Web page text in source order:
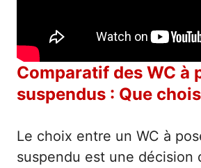
Comparatif des WC à
suspendus : Que
Le choix entre un WC à
suspendu est une décision